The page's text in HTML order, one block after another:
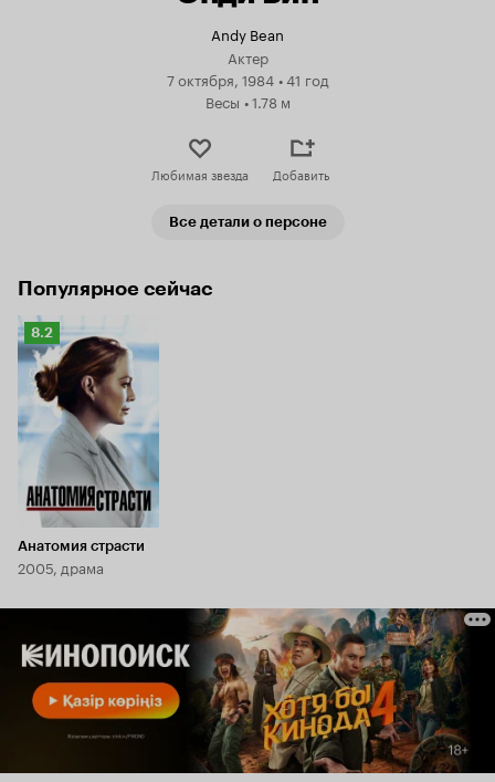
Andy Bean
Актер
7 октября, 1984 •41 год
Весы •1.78 м
Любимая звезда Добавить
Все детали о персоне
Популярное сейчас
Рейтинг
Кинопоиска
8.2
8.2
Анатомия страсти
2005, драма